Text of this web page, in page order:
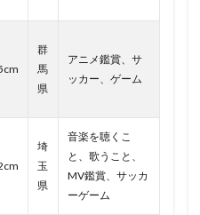
群
馬
県
アニメ鑑賞、サ
ッカー、ゲーム
埼
玉
県
音楽を聴くこ
と、歌うこと、
MV鑑賞、サッカ
ーゲーム